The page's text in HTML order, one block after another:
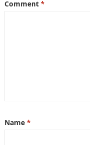
Comment *
Name *